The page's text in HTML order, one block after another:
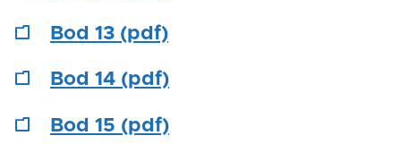
Bod 13 (pdf)
Bod 14 (pdf)
Bod 15 (pdf)